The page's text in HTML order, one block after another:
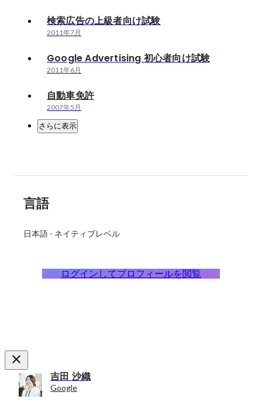
検索広告の上級者向け試験
2011年7月
Google Advertising 初心者向け試験
2011年6月
自動車免許
2007年5月
さらに表示
言語
日本語 - ネイティブレベル
ログインしてプロフィールを閲覧
吉田 沙織
Google